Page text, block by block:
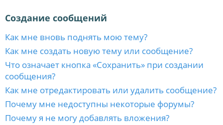
Создание сообщений
Как мне вновь поднять мою тему?
Как мне создать новую тему или сообщение?
Что означает кнопка «Сохранить» при создании
сообщения?
Как мне отредактировать или удалить сообщение?
Почему мне недоступны некоторые форумы?
Почему я не могу добавлять вложения?